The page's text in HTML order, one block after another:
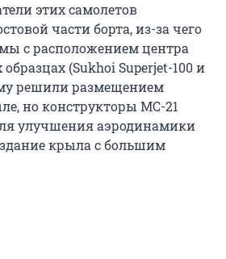
этих самолетов
части борта, из-за чего
с расположением центра
(Sukhoi Superjet-100 и
решили размещением
но конструкторы МС-21
улучшения аэродинамики
крыла с большим